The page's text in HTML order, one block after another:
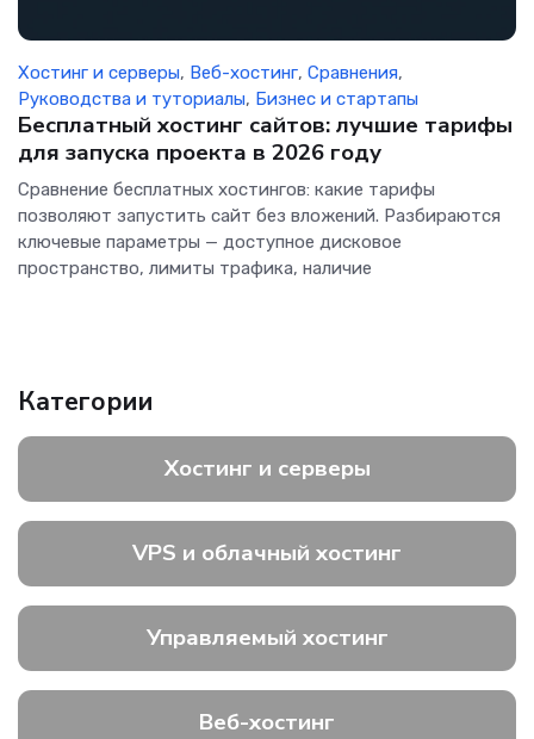
Хостинг и серверы, Веб-хостинг, Сравнения,
Руководства и туториалы, Бизнес и стартапы
Бесплатный хостинг сайтов: лучшие тарифы
для запуска проекта в 2026 году
Сравнение бесплатных хостингов: какие тарифы
позволяют запустить сайт без вложений. Разбираются
ключевые параметры — доступное дисковое
пространство, лимиты трафика, наличие
Категории
Хостинг и серверы
VPS и облачный хостинг
Управляемый хостинг
Веб-хостинг